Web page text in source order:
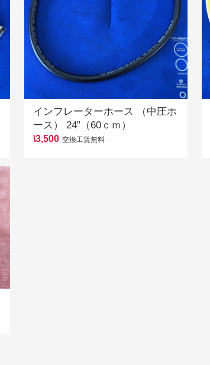
インフレーターホース （中圧ホ
ース） 24”（60ｃｍ）
\3,500 交換工賃無料